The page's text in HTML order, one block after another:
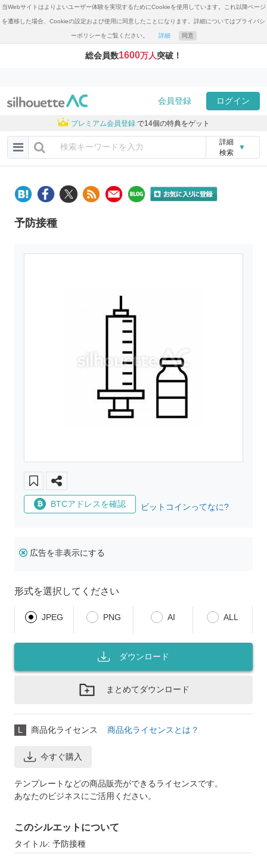
当Webサイトはよりよいユーザー体験を実現するためにCookieを使用しています。これ以降ページ
を遷移した場合、Cookieの設定および使用に同意したことになります。詳細についてはプライバシ
ーポリシーをご覧ください。 詳細 同意
総会員数1600万人突破！
会員登録 ログイン
プレミアム会員登録 で14個の特典をゲット
詳細
検索
▼
予防接種
BTCアドレスを確認 ビットコインってなに?
広告を非表示にする
形式を選択してください
JPEG PNG AI ALL
ダウンロード
まとめてダウンロード
L 商品化ライセンス 商品化ライセンスとは？
今すぐ購入
テンプレートなどの商品販売ができるライセンスです。
あなたのビジネスにご活用ください。
このシルエットについて
タイトル: 予防接種